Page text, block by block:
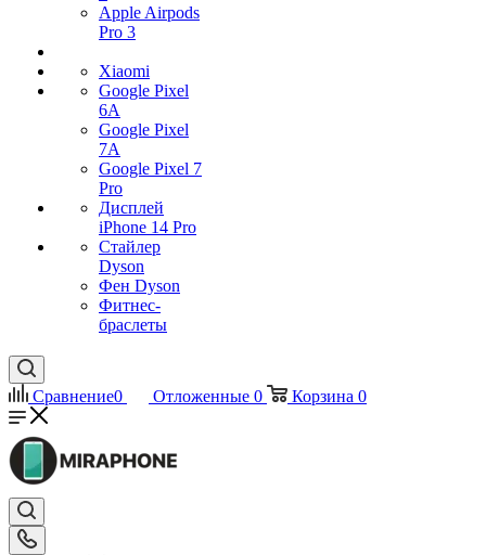
Apple Airpods
Pro 3
Xiaomi
Google Pixel
6A
Google Pixel
7А
Google Pixel 7
Pro
Дисплей
iPhone 14 Pro
Стайлер
Dyson
Фен Dyson
Фитнес-
браслеты
Сравнение0 Отложенные 0 Корзина 0